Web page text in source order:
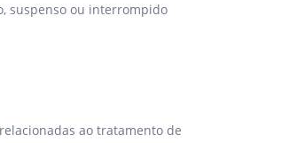
suspenso ou interrompido
ao tratamento de